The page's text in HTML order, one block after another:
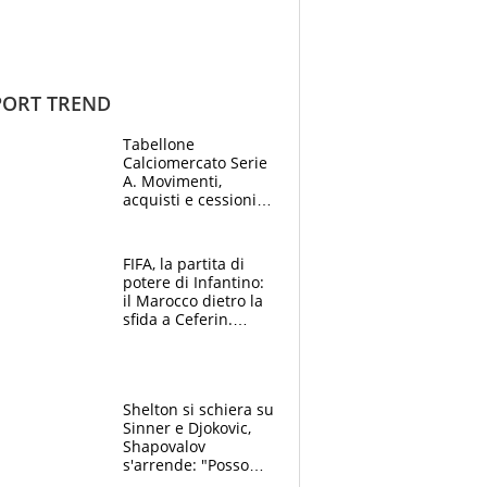
TREND
Tabellone
Calciomercato Serie
A. Movimenti,
acquisti e cessioni:
FIFA, la partita di
potere di Infantino:
il Marocco dietro la
sfida a Ceferin.
Shelton si schiera su
Sinner e Djokovic,
Shapovalov
s'arrende: "Posso